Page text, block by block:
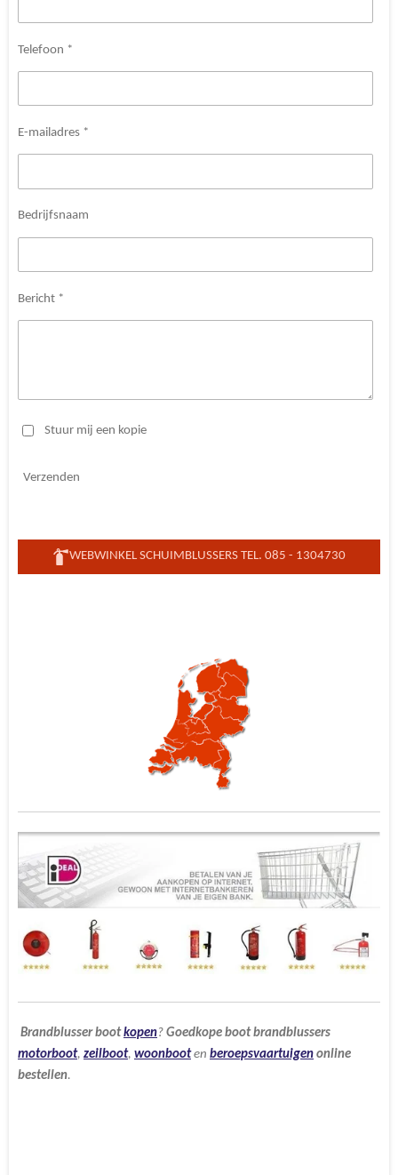
Telefoon *
E-mailadres *
Bedrijfsnaam
Bericht *
Stuur mij een kopie
Verzenden
WEBWINKEL SCHUIMBLUSSERS TEL. 085 - 1304730
Brandblusser bootkopen? Goedkope boot brandblussers
motorboot, zeilboot, woonbooten beroepsvaartuigen online
bestellen.